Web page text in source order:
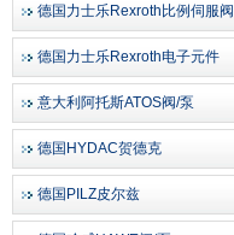
德国力士乐Rexroth比例伺服阀
德国力士乐Rexroth电子元件
意大利阿托斯ATOS阀/泵
德国HYDAC贺德克
德国PILZ皮尔兹